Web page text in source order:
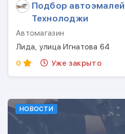
Подбор
Технолоджи
Автомагазин
Лида, улица Игнатова 64
0
Уже закрыто
НОВОСТИ